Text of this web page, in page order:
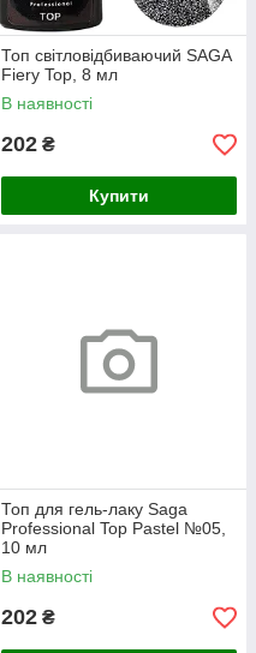
Топ світловідбиваючий SAGA
Fiery Top, 8 мл
В наявності
202 ₴
Купити
Топ для гель-лаку Saga
Professional Top Pastel №05,
10 мл
В наявності
202 ₴